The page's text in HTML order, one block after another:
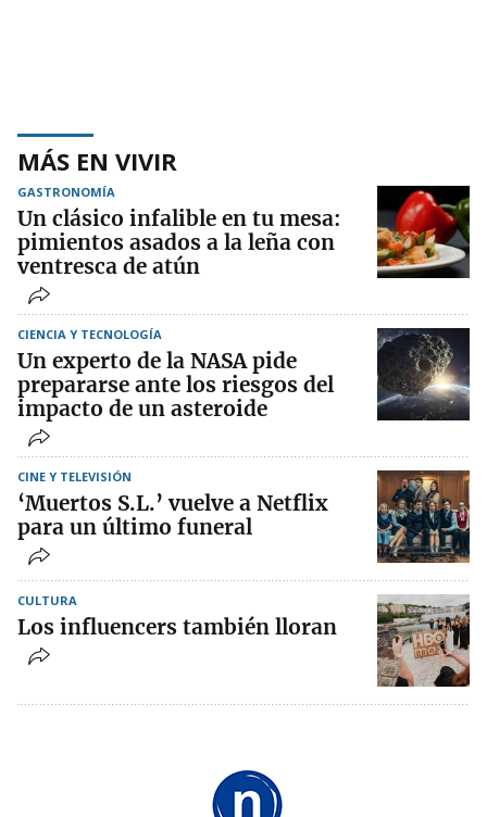
MÁS EN VIVIR
GASTRONOMÍA
Un clásico infalible en tu mesa:
pimientos asados a la leña con
ventresca de atún
CIENCIA Y TECNOLOGÍA
Un experto de la NASA pide
prepararse ante los riesgos del
impacto de un asteroide
CINE Y TELEVISIÓN
‘Muertos S.L.’ vuelve a Netflix
para un último funeral
CULTURA
Los influencers también lloran